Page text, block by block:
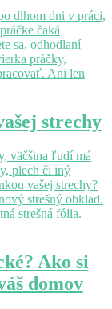
dlhom dni v práci,
čaká
sa, odhodlaní
práčky,
Ani len
strechy
väčšina ľudí má
plech či iný
vašej strechy?
strešný obklad.
strešná fólia.
Ako si
domov